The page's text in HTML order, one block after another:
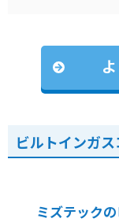
ビルトインガ
ミズテック